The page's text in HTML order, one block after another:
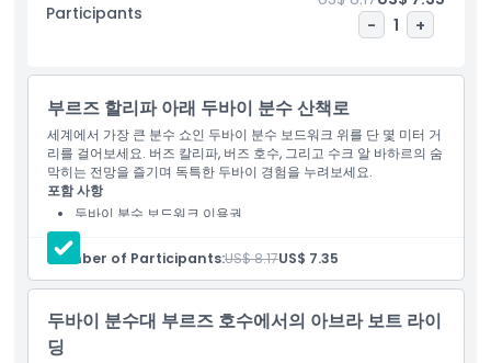
하이라이트
포함 사항
아동 성인 정책
운영 시간
교환 방법
Participants
-
1 +
부르즈 할리파 아래 두바이 분수 산책로
세계에서 가장 큰 분수 쇼인 두바이 분수 보드워크 위를 단 몇 미터 거
리를 걸어보세요. 버즈 칼리파, 버즈 호수, 그리고 수크 알 바하르의 숨
막히는 전망을 즐기며 독특한 두바이 경험을 누려보세요.
포함 사항
두바이 분수 보드워크 이용권
Number of Participants:US$ 8.17US$ 7.35
두바이 분수대 부르즈 호수에서의 아브라 보트 라이
딩